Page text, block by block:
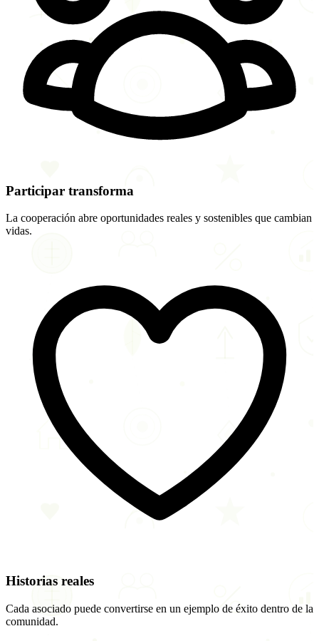
Participar transforma
La cooperación abre oportunidades reales y sostenibles que cambian
vidas.
Historias reales
Cada asociado puede convertirse en un ejemplo de éxito dentro de la
comunidad.